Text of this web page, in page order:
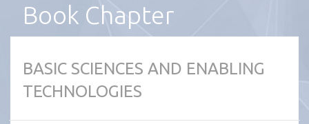
Book Chapter
BASIC SCIENCES AND ENABLING
TECHNOLOGIES